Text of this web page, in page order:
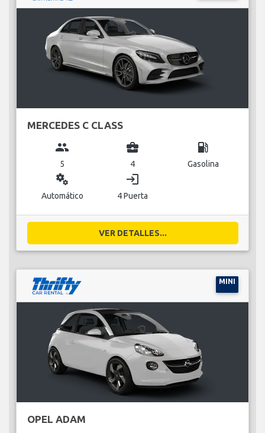
MERCEDES C CLASS
group
5
business_center
4
local_gas_station
Gasolina
miscellaneous_services
Automático
login
4 Puerta
VER DETALLES...
MINI
OPEL ADAM